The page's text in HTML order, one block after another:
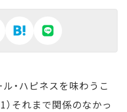
・ハピネスを味わうこ
）それまで関係のなかっ